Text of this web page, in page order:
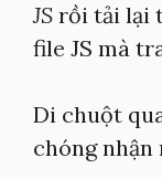
JS rồi tải lại
file JS mà
Di chuột
chóng nhận